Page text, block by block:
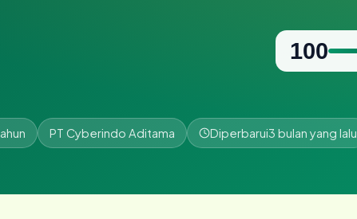
100
PT Cyberindo Aditama Diperbarui3 bulan yang lalu